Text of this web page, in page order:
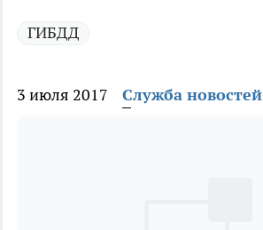
ГИБДД
3 июля 2017 Служба новостей